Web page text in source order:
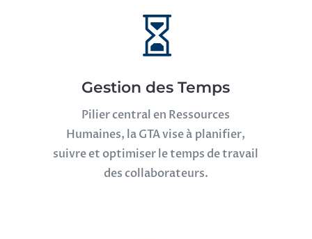

Gestion des Temps
Pilier central en Ressources
Humaines, la GTA vise à planifier,
suivre et optimiser le temps de travail
des collaborateurs.